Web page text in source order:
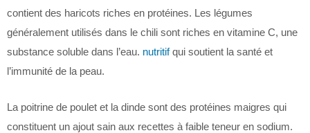
contient des haricots riches en protéines. Les légumes
généralement utilisés dans le chili sont riches en vitamine C, une
substance soluble dans l’eau. nutritifqui soutient la santé et
l’immunité de la peau.
La poitrine de poulet et la dinde sont des protéines maigres qui
constituent un ajout sain aux recettes à faible teneur en sodium.